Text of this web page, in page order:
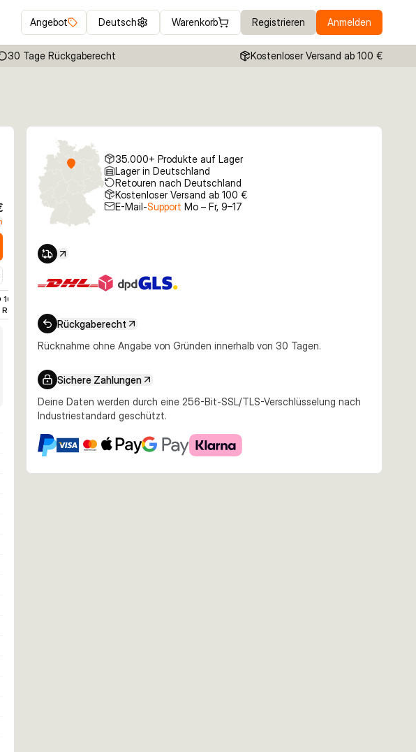
Angebot Deutsch Warenkorb Registrieren Anmelden
30 Tage Rückgaberecht Kostenloser Versand ab 100 €
16cm 67g
Roach
22,49 €
18,99 €
35.000+ Produkte auf Lager
Lager in Deutschland
Retouren nach Deutschland
Kostenloser Versand ab 100 €
E-Mail-Support Mo – Fr, 9–17
Rückgaberecht
Rücknahme ohne Angabe von Gründen innerhalb von 30 Tagen.
Sichere Zahlungen
Deine Daten werden durch eine 256-Bit-SSL/TLS-Verschlüsselung nach
Industriestandard geschützt.